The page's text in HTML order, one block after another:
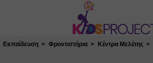
Κλείσιμο
Εκπαίδευση Φροντιστήρια Κέντρα Μελέτης